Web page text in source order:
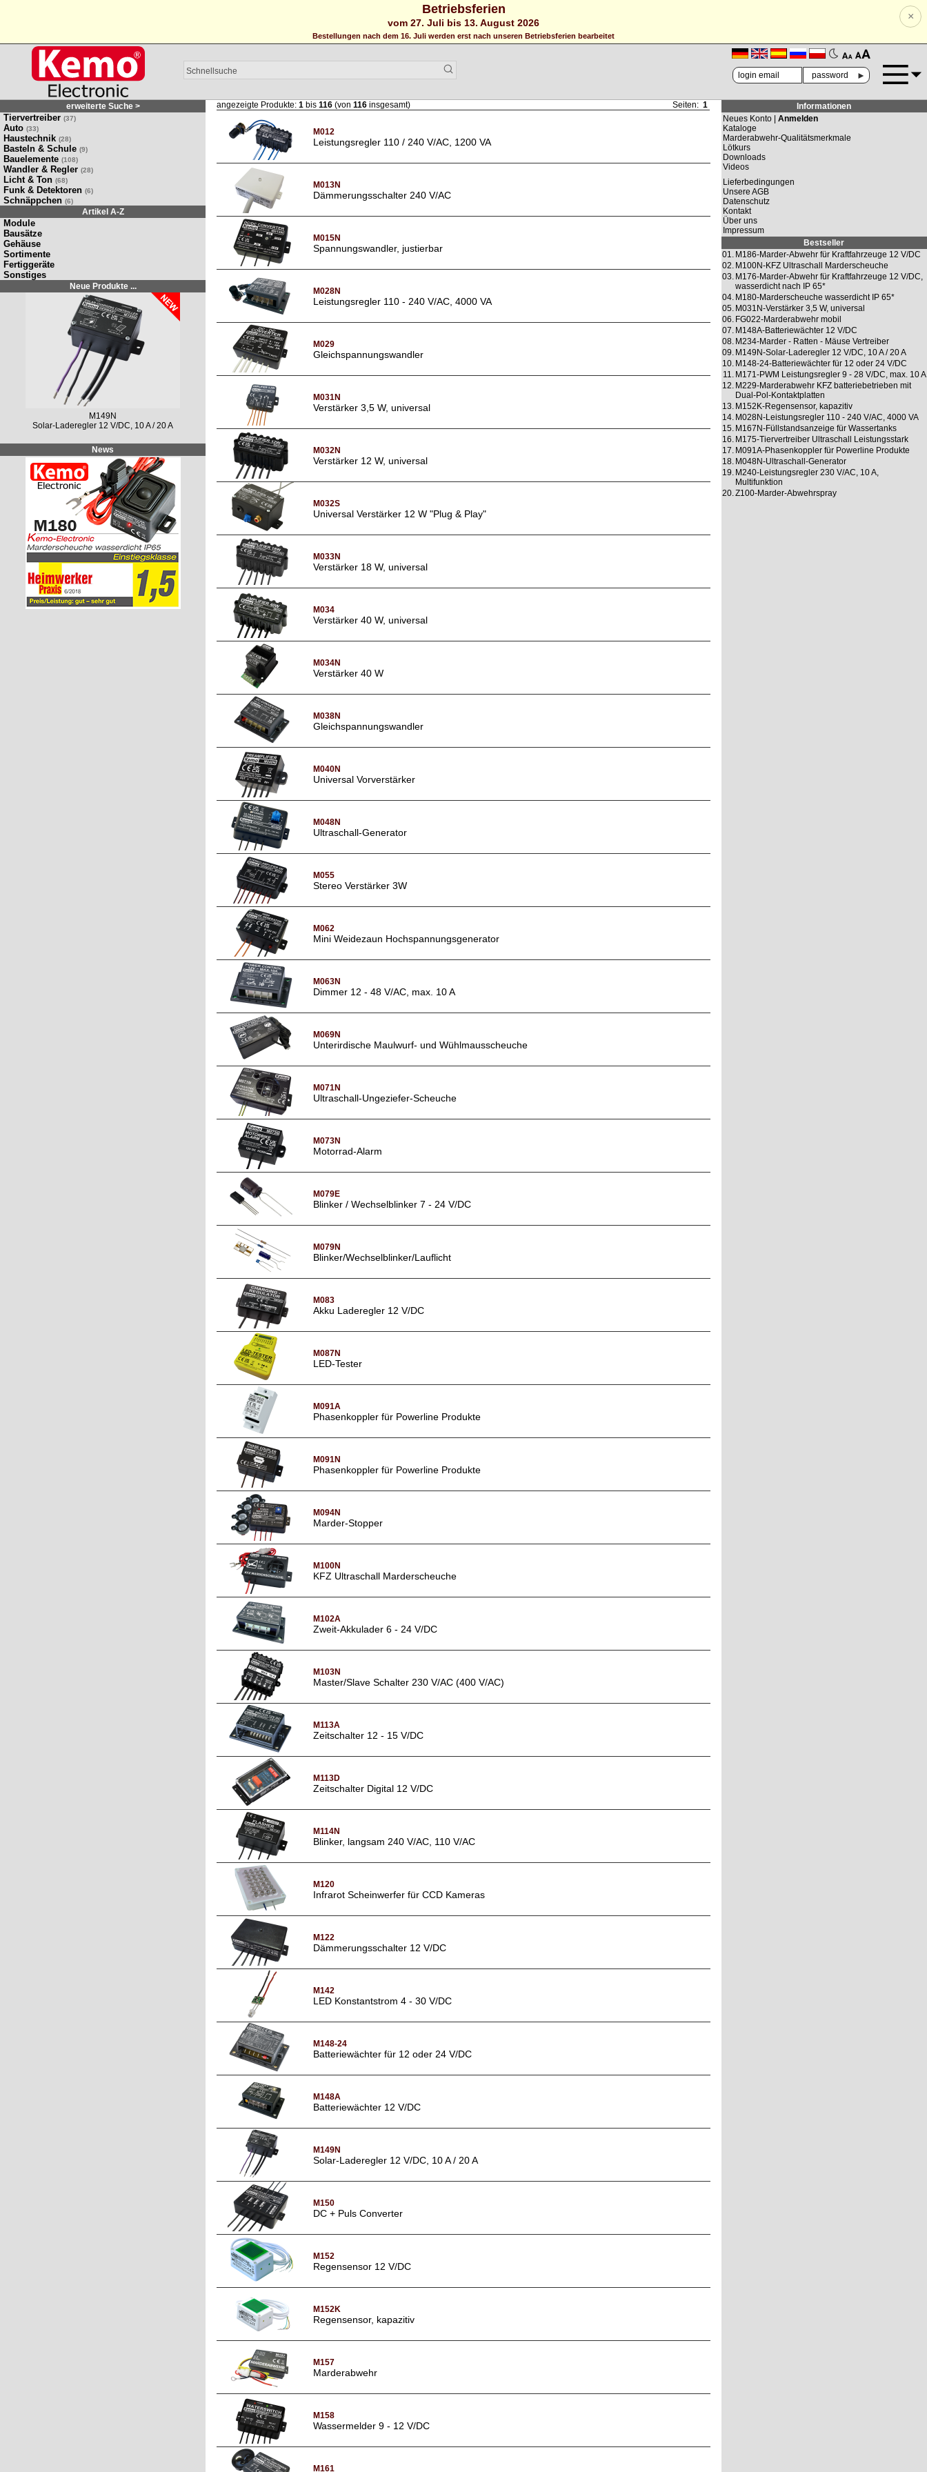
Betriebsferien
vom 27. Juli bis 13. August 2026
Bestellungen nach dem 16. Juli werden erst nach unseren Betriebsferien bearbeitet
×
🗛 🗚
►
erweiterte Suche >
Tiervertreiber (37)
Auto (33)
Haustechnik (28)
Basteln & Schule (9)
Bauelemente (108)
Wandler & Regler (28)
Licht & Ton (68)
Funk & Detektoren (6)
Schnäppchen (6)
Artikel A-Z
Module
Bausätze
Gehäuse
Sortimente
Fertiggeräte
Sonstiges
Neue Produkte ...
M240
Leistungsregler 230 V/AC, 10 A, Multifunktion
News
angezeigte Produkte:1 bis116 (von116 insgesamt) Seiten:1
M012
Leistungsregler 110 / 240 V/AC, 1200 VA
M013N
Dämmerungsschalter 240 V/AC
M015N
Spannungswandler, justierbar
M028N
Leistungsregler 110 - 240 V/AC, 4000 VA
M029
Gleichspannungswandler
M031N
Verstärker 3,5 W, universal
M032N
Verstärker 12 W, universal
M032S
Universal Verstärker 12 W "Plug & Play"
M033N
Verstärker 18 W, universal
M034
Verstärker 40 W, universal
M034N
Verstärker 40 W
M038N
Gleichspannungswandler
M040N
Universal Vorverstärker
M048N
Ultraschall-Generator
M055
Stereo Verstärker 3W
M062
Mini Weidezaun Hochspannungsgenerator
M063N
Dimmer 12 - 48 V/AC, max. 10 A
M069N
Unterirdische Maulwurf- und Wühlmausscheuche
M071N
Ultraschall-Ungeziefer-Scheuche
M073N
Motorrad-Alarm
M079E
Blinker / Wechselblinker 7 - 24 V/DC
M079N
Blinker/Wechselblinker/Lauflicht
M083
Akku Laderegler 12 V/DC
M087N
LED-Tester
M091A
Phasenkoppler für Powerline Produkte
M091N
Phasenkoppler für Powerline Produkte
M094N
Marder-Stopper
M100N
KFZ Ultraschall Marderscheuche
M102A
Zweit-Akkulader 6 - 24 V/DC
M103N
Master/Slave Schalter 230 V/AC (400 V/AC)
M113A
Zeitschalter 12 - 15 V/DC
M113D
Zeitschalter Digital 12 V/DC
M114N
Blinker, langsam 240 V/AC, 110 V/AC
M120
Infrarot Scheinwerfer für CCD Kameras
M122
Dämmerungsschalter 12 V/DC
M142
LED Konstantstrom 4 - 30 V/DC
M148-24
Batteriewächter für 12 oder 24 V/DC
M148A
Batteriewächter 12 V/DC
M149N
Solar-Laderegler 12 V/DC, 10 A / 20 A
M150
DC + Puls Converter
M152
Regensensor 12 V/DC
M152K
Regensensor, kapazitiv
M157
Marderabwehr
M158
Wassermelder 9 - 12 V/DC
M161
Informationen
Neues Konto | Anmelden
Kataloge
Marderabwehr-Qualitätsmerkmale
Lötkurs
Downloads
Videos
Lieferbedingungen
Unsere AGB
Datenschutz
Kontakt
Über uns
Impressum
Bestseller
01. M186-Marder-Abwehr für Kraftfahrzeuge 12 V/DC
02. M100N-KFZ Ultraschall Marderscheuche
03. M176-Marder-Abwehr für Kraftfahrzeuge 12 V/DC,
wasserdicht nach IP 65*
04. M180-Marderscheuche wasserdicht IP 65*
05. M031N-Verstärker 3,5 W, universal
06. FG022-Marderabwehr mobil
07. M148A-Batteriewächter 12 V/DC
08. M234-Marder - Ratten - Mäuse Vertreiber
09. M149N-Solar-Laderegler 12 V/DC, 10 A / 20 A
10. M148-24-Batteriewächter für 12 oder 24 V/DC
11. M171-PWM Leistungsregler 9 - 28 V/DC, max. 10 A
12. M229-Marderabwehr KFZ batteriebetrieben mit
Dual-Pol-Kontaktplatten
13. M152K-Regensensor, kapazitiv
14. M028N-Leistungsregler 110 - 240 V/AC, 4000 VA
15. M167N-Füllstandsanzeige für Wassertanks
16. M175-Tiervertreiber Ultraschall Leistungsstark
17. M091A-Phasenkoppler für Powerline Produkte
18. M048N-Ultraschall-Generator
19. M240-Leistungsregler 230 V/AC, 10 A,
Multifunktion
20.Z100-Marder-Abwehrspray